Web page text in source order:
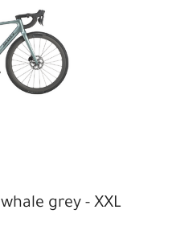
grey - XXL